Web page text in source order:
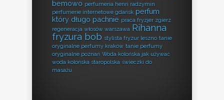
bemowo perfumeria henri radzymin
perfumerie internetowe gdańsk perfum
który długo pachnie praca fryzjer zgierz
regeneracja włosów warszawa Rihanna
fryzura bob stylista fryzur leszno tanie
oryginalne perfumy kraków tanie perfumy
oryginalne poznań Woda kolońska jak używać
woda kolońska staropolska świeczki do
masażu